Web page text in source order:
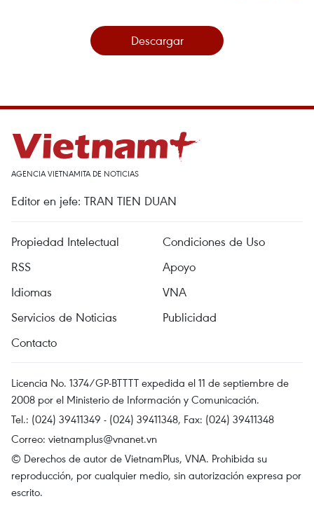
Descargar
AGENCIA VIETNAMITA DE NOTICIAS
Editor en jefe: TRAN TIEN DUAN
Propiedad Intelectual
Condiciones de Uso
RSS
Apoyo
Idiomas
VNA
Servicios de Noticias
Publicidad
Contacto
Licencia No. 1374/GP-BTTTT expedida el 11 de septiembre de
2008 por el Ministerio de Información y Comunicación.
Tel.: (024) 39411349 - (024) 39411348, Fax: (024) 39411348
Correo: vietnamplus@vnanet.vn
© Derechos de autor de VietnamPlus, VNA. Prohibida su
reproducción, por cualquier medio, sin autorización expresa por
escrito.